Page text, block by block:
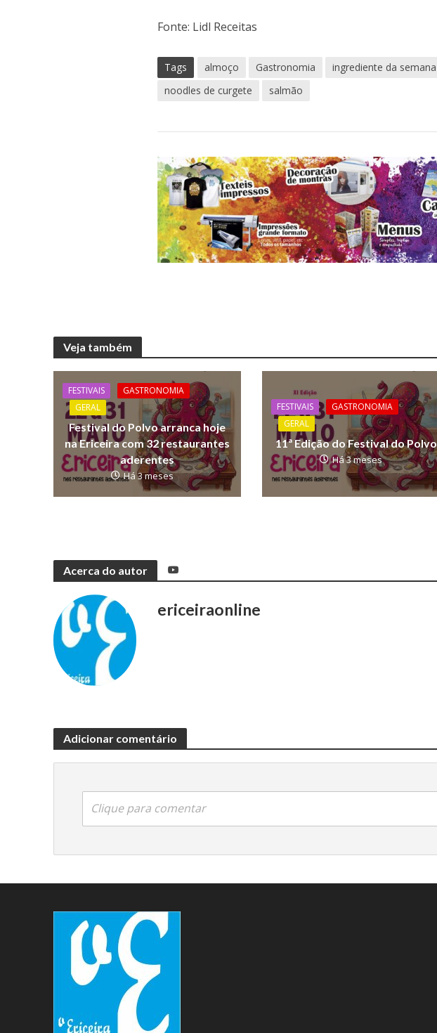
Fonte: Lidl Receitas
Tags almoço Gastronomia ingrediente da semana
noodles de curgete
salmão
Veja também
FESTIVAIS
GASTRONOMIA
GERAL
Festival do Polvo arranca hoje
na Ericeira com 32 restaurantes
aderentes
Há 3 meses
FESTIVAIS
GASTRONOMIA
GERAL
11ª Edição do Festival do Polvo
Há 3 meses
Acerca do autor
ericeiraonline
Adicionar comentário
Clique para comentar